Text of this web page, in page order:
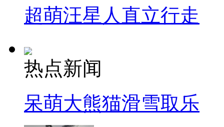
超萌汪星人直立行走
热点新闻
呆萌大熊猫滑雪取乐